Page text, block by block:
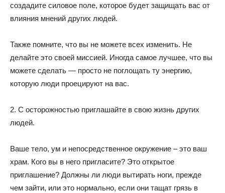
создадите силовое поле, которое будет защищать вас от
влияния мнений других людей.
Также помните, что вы не можете всех изменить. Не
делайте это своей миссией. Иногда самое лучшее, что вы
можете сделать — просто не поглощать ту энергию,
которую люди проецируют на вас.
2. С осторожностью приглашайте в свою жизнь других
людей.
Ваше тело, ум и непосредственное окружение – это ваш
храм. Кого вы в него пригласите? Это открытое
приглашение? Должны ли люди вытирать ноги, прежде
чем зайти, или это нормально, если они тащат грязь в